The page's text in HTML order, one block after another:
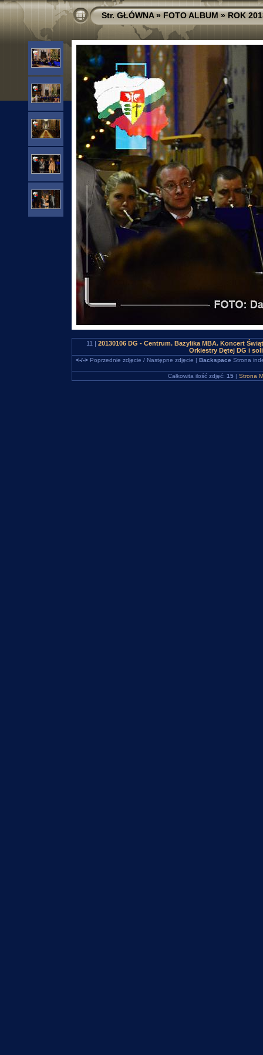
Str. GŁÓWNA»FOTO ALBUM»ROK
11 | 20130106 DG - Centrum. Bazylika MBA. Koncert
Orkiestry Dętej DG i
<-/->Poprzednie zdjęcie / Następne zdjęcie | Backspace Strona
Całkowita ilość zdjęć: 15 | Strona